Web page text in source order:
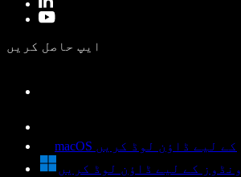
ایپ حاصل کریں
macOS کے لیے ڈاؤن لوڈ کریں
ونڈوز کے لیے ڈاؤن لوڈ کریں